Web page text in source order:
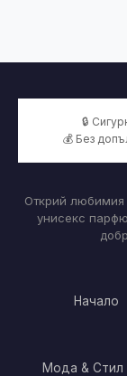
🔒
💰 Без
Открий
унисекс
Начало
Мода & Стил